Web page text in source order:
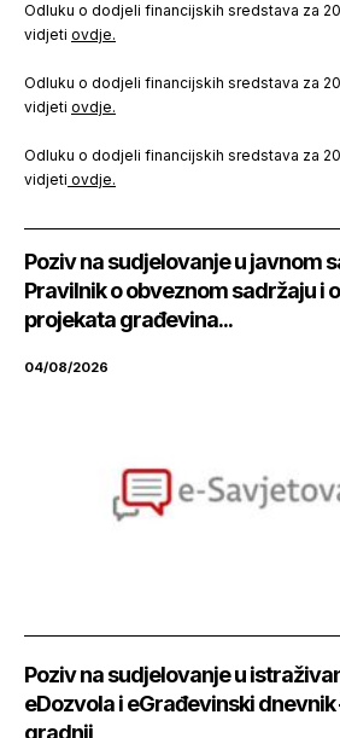
Odluku o dodjeli financijskih sredstava za
vidjeti ovdje.
Odluku o dodjeli financijskih sredstava za
vidjeti ovdje.
Odluku o dodjeli financijskih sredstava za
vidjeti ovdje.
Poziv na sudjelovanje u javnom
Pravilnik o obveznom sadržaju i
projekata građevina...
04/08/2026
Poziv na sudjelovanje u
eDozvola i eGrađevinski dnevnik